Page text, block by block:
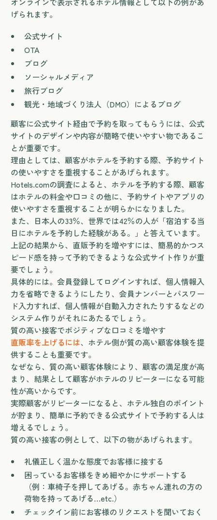
げられます。
公式サイト
OTA
ブログ
ソーシャルメディア
旅行ブログ
観光・地域づくり法人（DMO）によるブログ
顧客に公式サイト経由で予約を取ってもらうには、公式
サイトのデザインや内容が簡略で使いやすい物であるこ
とが重要です。
理由としては、顧客がホテルを予約する際、予約サイト
の使いやすさを重視することがあげられます。
Hotels.comの調査によると、ホテルを予約する際、顧客
はホテルの料金や口コミの他に、予約サイトやアプリの
使いやすさを重視することが明らかになりました。
また、日本人の33％、世界では42％の人が「宿泊する当
日にホテルを予約した経験がある。」と答えています。
上記の結果から、直販予約を増やすには、簡易的かつス
ピード感を持って予約できるような公式サイト作りが重
要でしょう。
具体的には。会員登録してログインすれば、個人情報入
力を省略できるようにしたり、会員ナンバーとパスワー
ド入力すれば、個人情報が自動入力されたりするなどの
システム作りがそれにあたるでしょう。
質の高い接客でポジティブな口コミを増やす
直販率を上げるには、ホテル側が質の高い顧客体験を提
供することも重要です。
なぜなら、質の高い顧客体験により、顧客の満足度が高
まり、結果として顧客がホテルのリピーターになる可能
性が高いからです。
実際顧客がリピーターになると、ホテル独自のポイント
が貯まり、簡単に予約できる公式サイトで予約する人は
増えるでしょう。
質の高い接客の例として、以下の物があげられます。
礼儀正しく温かな態度でお客様に接する
困っているお客様をきめ細やかにサポートする
（例：車椅子を押してあげる。赤ちゃん連れの方の
荷物を持ってあげる…etc.）
チェックイン前にお客様のリクエストを聞いておく